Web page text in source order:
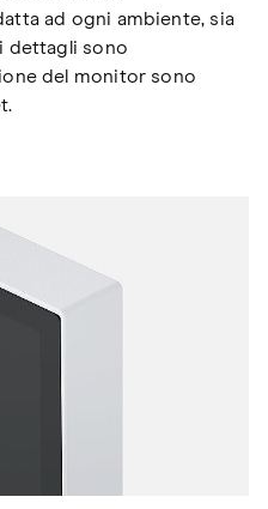
ad ogni ambiente, sia
dettagli sono
del monitor sono